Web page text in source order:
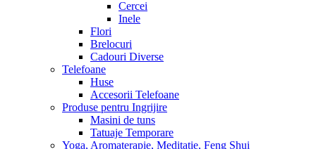
Cercei
Inele
Flori
Brelocuri
Cadouri Diverse
Telefoane
Huse
Accesorii Telefoane
Produse pentru Ingrijire
Masini de tuns
Tatuaje Temporare
Yoga, Aromaterapie, Meditatie, Feng Shui